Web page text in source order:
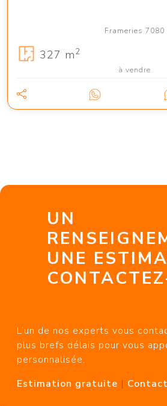
Frameries 7080
327 m2
à vendre
UN
UNE
L’un de nos experts vous
plus brefs délais pour vous
personnalisée.
Estimation gratuite |